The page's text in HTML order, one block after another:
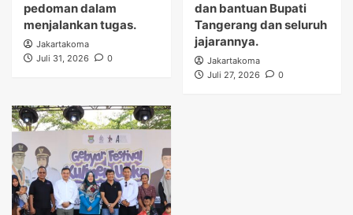
pedoman dalam
menjalankan tugas.
Jakartakoma
Juli 31, 2026
0
dan bantuan Bupati
Tangerang dan seluruh
jajarannya.
Jakartakoma
Juli 27, 2026
0